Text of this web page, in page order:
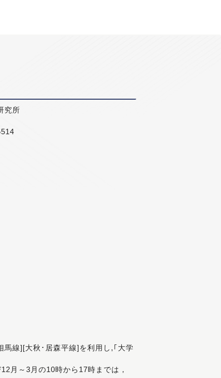
究所
線][大秋･居森平線]を利用し,｢大学
月～3月の10時から17時までは，